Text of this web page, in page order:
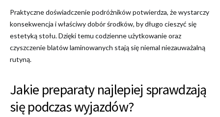
Praktyczne doświadczenie podróżników potwierdza, że wystarczy
konsekwencja i właściwy dobór środków, by długo cieszyć się
estetyką stołu. Dzięki temu codzienne użytkowanie oraz
czyszczenie blatów laminowanych stają się niemal niezauważalną
rutyną.
Jakie preparaty najlepiej sprawdzają
się podczas wyjazdów?